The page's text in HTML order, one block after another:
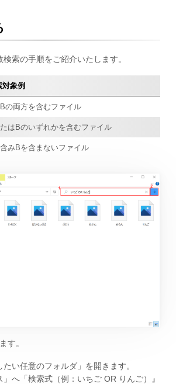
索の手順をご紹介いたします。
対象例
の両方を含むファイル
はBのいずれかを含むファイル
みBを含まないファイル
す。
たい任意のフォルダ」を開きます。
へ「検索式（例：いちご OR りんご）』